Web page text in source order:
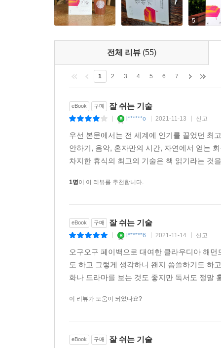
5
전체 리뷰 (55)
1 2 3 4 5 6 7
eBook 구매 잘 쉬는 기술
i******o 2021-11-13 신고
우선 본문에서는 전 세계에 인기를 끌었던 최
안하기, 음악, 혼자만의 시간, 자연에서 얻는
차지한 휴식의 최고의 기술은 책 읽기라는 것
1명이 이 리뷰를 추천합니다.
eBook 구매 잘 쉬는 기술
l******6 2021-11-14 신고
오구오구 페이백으로 대여한 클라우디아 해
도 하고 그렇게 생각하니 왠지 씁쓸하기도 하
화나 드라마를 보는 것도 좋지만 독서도 정말
이 리뷰가 도움이 되었나요?
eBook 구매 잘 쉬는 기술